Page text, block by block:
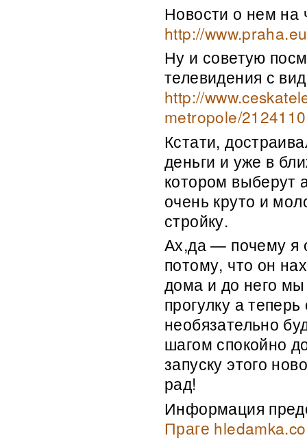
Новости о нем на
http://
Ну и советую
телевидения с
http://
metropole/
Кстати,
деньги и уже в
котором выберут
очень круто и
стройку.
Ах,да — почему я
потому, что он
дома и до него мы
прогулку а
необязательно
шагом спокойно
запуску этого
рад!
Информация
Праге